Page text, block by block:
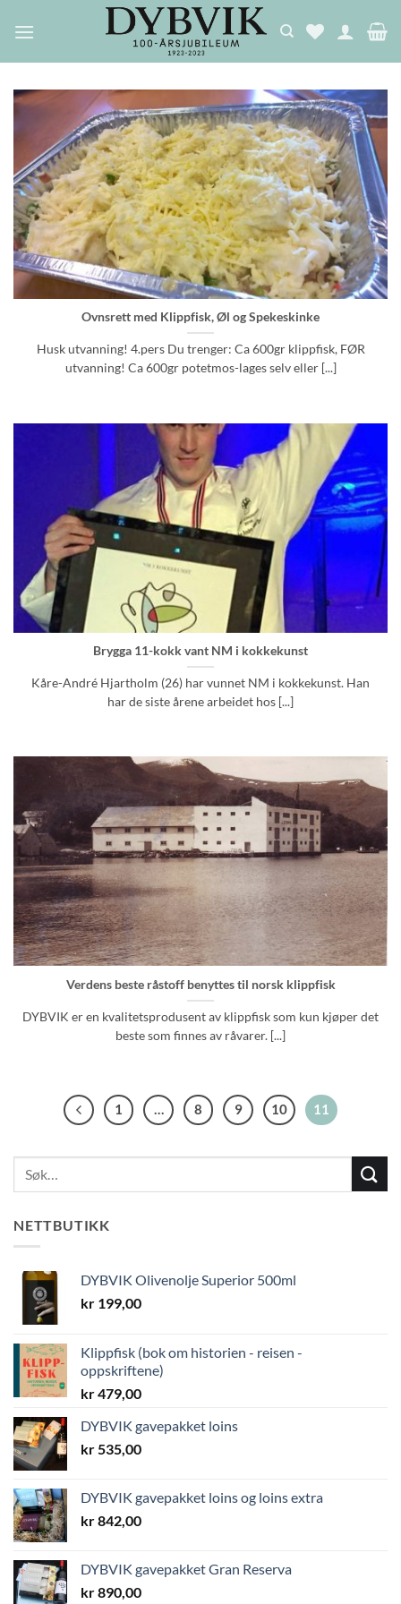
Ovnsrett med Klippfisk, Øl og Spekeskinke
Husk utvanning! 4.pers Du trenger: Ca 600gr klippfisk, FØR
utvanning! Ca 600gr potetmos-lages selv eller [...]
Brygga 11-kokk vant NM i kokkekunst
Kåre-André Hjartholm (26) har vunnet NM i kokkekunst. Han
har de siste årene arbeidet hos [...]
Verdens beste råstoff benyttes til norsk klippfisk
DYBVIK er en kvalitetsprodusent av klippfisk som kun kjøper det
beste som finnes av råvarer. [...]
1 … 8 9 10 11
NETTBUTIKK
DYBVIK Olivenolje Superior 500ml
kr 199,00
Klippfisk (bok om historien - reisen -
oppskriftene)
kr479,00
DYBVIK gavepakket loins
kr535,00
DYBVIK gavepakket loins og loins extra
kr842,00
DYBVIK gavepakket Gran Reserva
kr890,00